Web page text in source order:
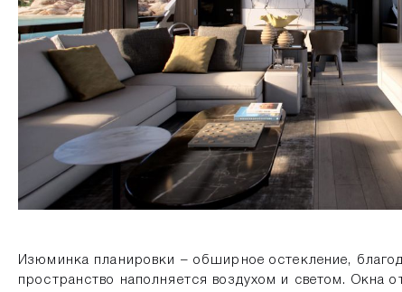
Изюминка планировки – обширное остекление,
пространство наполняется воздухом и светом. Окна